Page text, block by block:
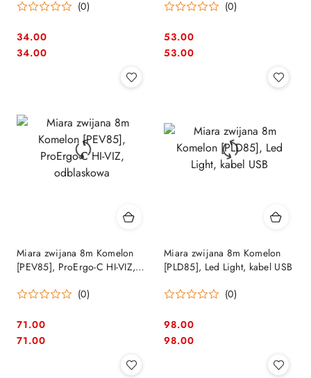
(0)
Cena:
34.00
Cena:
34.00
(0)
Cena:
53.00
Cena:
53.00
Miara zwijana 8m Komelon
[PEV85], ProErgo-C HI-VIZ,
(0)
Cena:
71.00
Cena:
71.00
Miara zwijana 8m Komelon
[PLD85], Led Light, kabel USB
(0)
Cena:
98.00
Cena:
98.00